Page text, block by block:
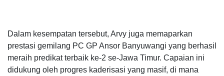
Dalam kesempatan tersebut, Arvy juga memaparkan
prestasi gemilang PC GP Ansor Banyuwangi yang berhasil
meraih predikat terbaik ke-2 se-Jawa Timur. Capaian ini
didukung oleh progres kaderisasi yang masif, di mana